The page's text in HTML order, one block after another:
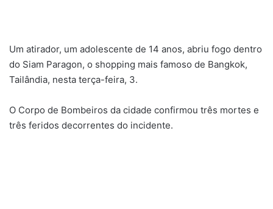
Um atirador, um adolescente de 14 anos, abriu fogo dentro
do Siam Paragon, o shopping mais famoso de Bangkok,
Tailândia, nesta terça-feira, 3.
O Corpo de Bombeiros da cidade confirmou três mortes e
três feridos decorrentes do incidente.